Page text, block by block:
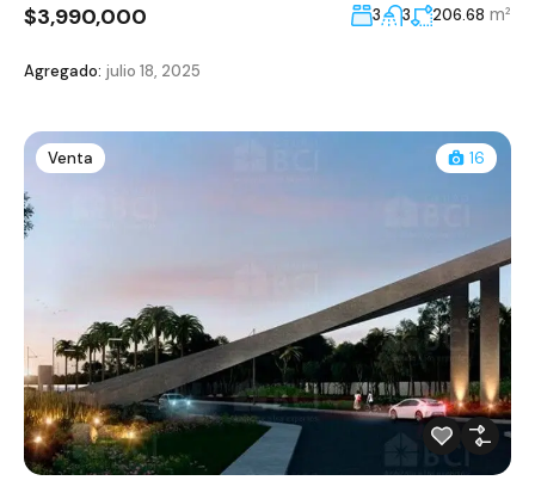
$3,990,000 3 3 206.68 m²
Agregado: julio 18, 2025
Venta 16